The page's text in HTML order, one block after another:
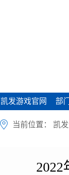
凯发游戏官网
凯发游戏官网 部
部
当前位置： 凯